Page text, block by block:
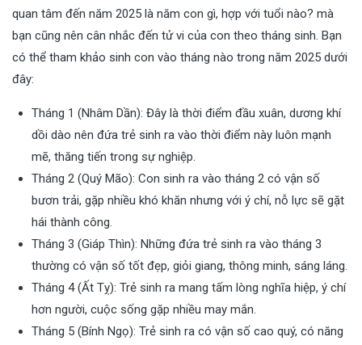
quan tâm đến năm 2025 là năm con gì, hợp với tuổi nào? mà
bạn cũng nên cân nhắc đến tử vi của con theo tháng sinh. Bạn
có thể tham khảo sinh con vào tháng nào trong năm 2025 dưới
đây:
Tháng 1 (Nhâm Dần): Đây là thời điểm đầu xuân, dương khí
dồi dào nên đứa trẻ sinh ra vào thời điểm này luôn mạnh
mẽ, thăng tiến trong sự nghiệp.
Tháng 2 (Quý Mão): Con sinh ra vào tháng 2 có vận số
bươn trải, gặp nhiều khó khăn nhưng với ý chí, nỗ lực sẽ gặt
hái thành công.
Tháng 3 (Giáp Thìn): Những đứa trẻ sinh ra vào tháng 3
thường có vận số tốt đẹp, giỏi giang, thông minh, sáng láng.
Tháng 4 (Ất Tỵ): Trẻ sinh ra mang tấm lòng nghĩa hiệp, ý chí
hơn người, cuộc sống gặp nhiều may mắn.
Tháng 5 (Bính Ngọ): Trẻ sinh ra có vận số cao quý, có năng